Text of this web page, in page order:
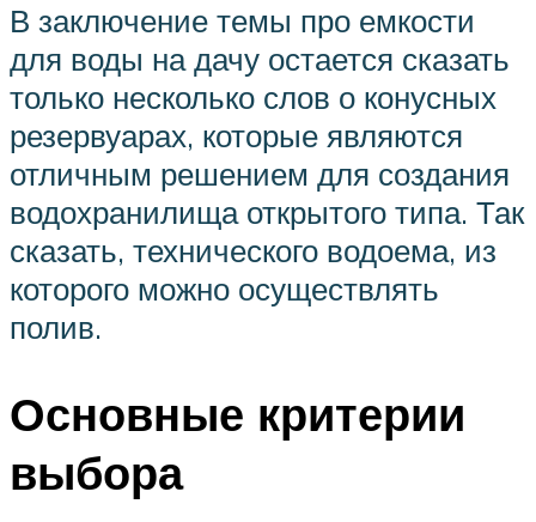
В заключение темы про емкости
для воды на дачу остается сказать
только несколько слов о конусных
резервуарах, которые являются
отличным решением для создания
водохранилища открытого типа. Так
сказать, технического водоема, из
которого можно осуществлять
полив.
Основные критерии
выбора